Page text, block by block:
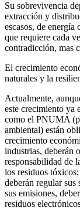
Su sobrevivencia
extracción y
escasos, de
que requiere cada
contradicción, mas
El crecimiento
naturales y la
Actualmente,
este crecimiento ya
como el PNUMA
ambiental) están
crecimiento
industrias, deberán
responsabilidad de
los residuos
deberán regular sus
sus emisiones,
residuos